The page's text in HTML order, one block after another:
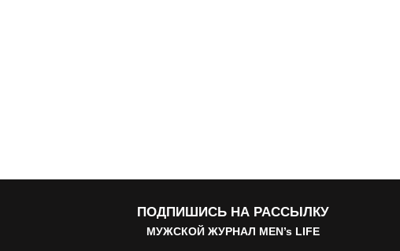
ПОДПИШИСЬ НА РАССЫЛКУ
МУЖСКОЙ ЖУРНАЛ MEN’s LIFE